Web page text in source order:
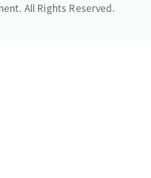
All Rights Reserved.